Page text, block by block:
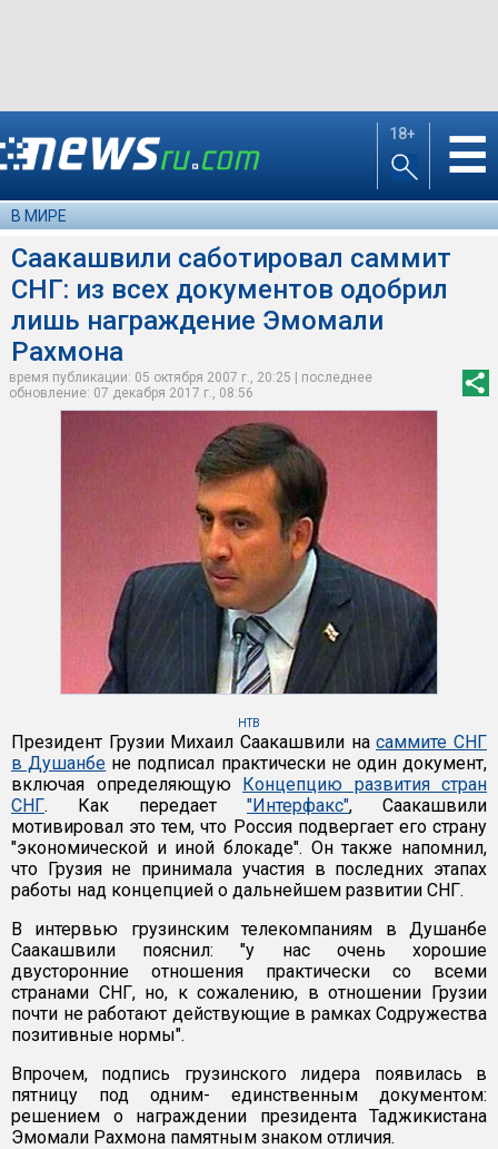
18+ ☰
В МИРЕ
Саакашвили саботировал саммит
СНГ: из всех документов одобрил
лишь награждение Эмомали
Рахмона
время публикации: 05 октября 2007 г., 20:25 | последнее
обновление: 07 декабря 2017 г., 08:56
НТВ
Президент Грузии Михаил Саакашвили насаммите СНГ
в Душанбе не подписал практически не один документ,
включая определяющую Концепцию развития стран
СНГ. Как передает "Интерфакс", Саакашвили
мотивировал это тем, что Россия подвергает его страну
"экономической и иной блокаде". Он также напомнил,
что Грузия не принимала участия в последних этапах
работы над концепцией о дальнейшем развитии СНГ.
В интервью грузинским телекомпаниям в Душанбе
Саакашвили пояснил: "у нас очень хорошие
двусторонние отношения практически со всеми
странами СНГ, но, к сожалению, в отношении Грузии
почти не работают действующие в рамках Содружества
позитивные нормы".
Впрочем, подпись грузинского лидера появилась в
пятницу под одним- единственным документом:
решением о награждении президента Таджикистана
Эмомали Рахмона памятным знаком отличия.